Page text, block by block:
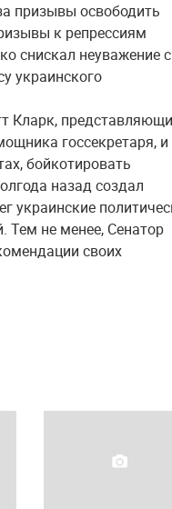
призывы освободить
к репрессиям
снискал неуважение
украинского
Кларк,
госсекретаря, и
бойкотировать
назад создал
украинские
Тем не менее, Сенатор
своих